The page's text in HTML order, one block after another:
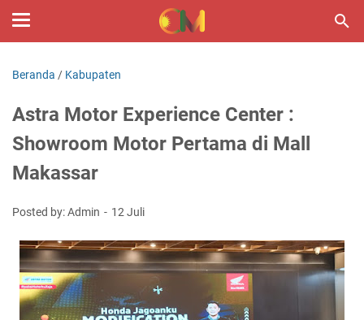
Beranda / Kabupaten
Astra Motor Experience Center :
Showroom Motor Pertama di Mall
Makassar
Posted by: Admin 12 Juli